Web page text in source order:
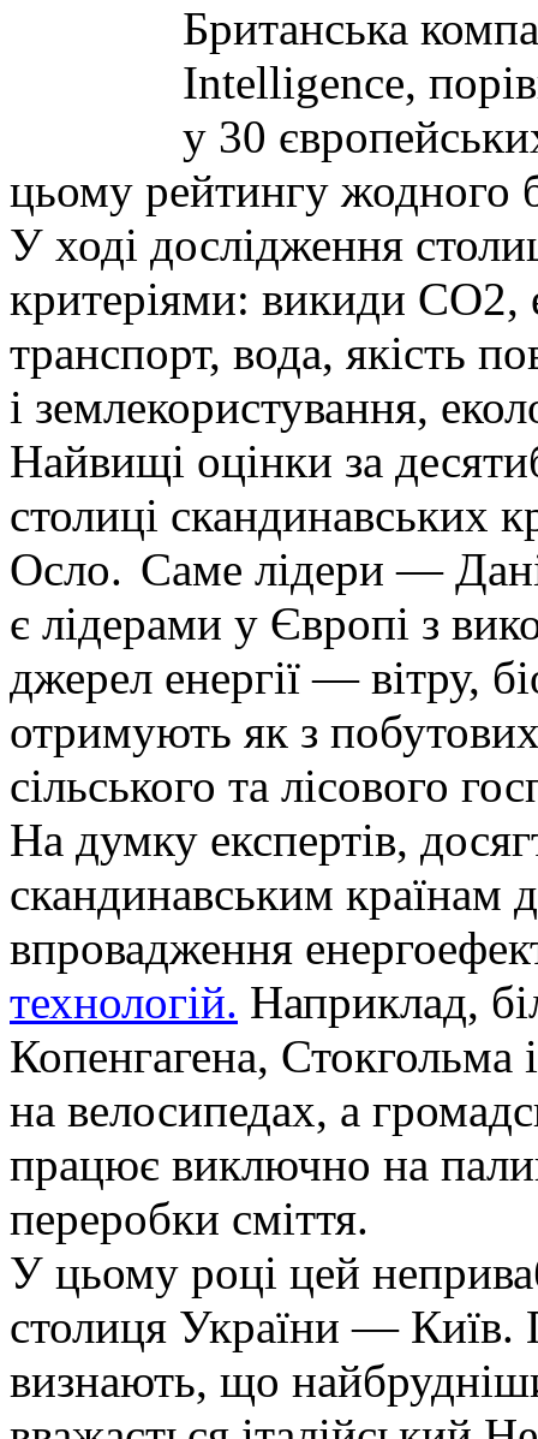
Британська
Intelligence,
у 30
цьому рейтингу жодного
У ході дослідження
критеріями: викиди CO2,
транспорт, вода, якість
і землекористування,
Найвищі оцінки за
столиці скандинавських
Осло. Саме лідери —
є лідерами у Європі з
джерел енергії — вітру,
отримують як з побутових
сільського та лісового
На думку експертів,
скандинавським країнам
впровадження
технологій. Наприклад,
Копенгагена, Стокгольма
на велосипедах, а
працює виключно на
переробки сміття.
У цьому році цей
столиця України — Київ.
визнають, що